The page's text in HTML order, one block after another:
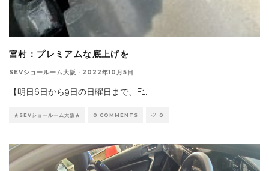
宮村：プレミアムな底上げを
SEVショールーム大阪 · 2022年10月5日
【明日6日から9日の日曜日まで、F1...
★SEVショールーム大阪★ 0 COMMENTS 0